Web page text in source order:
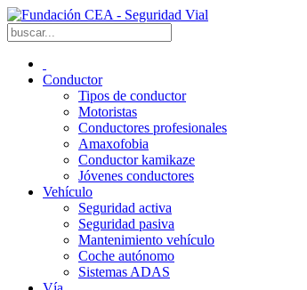
Conductor
Tipos de conductor
Motoristas
Conductores profesionales
Amaxofobia
Conductor kamikaze
Jóvenes conductores
Vehículo
Seguridad activa
Seguridad pasiva
Mantenimiento vehículo
Coche autónomo
Sistemas ADAS